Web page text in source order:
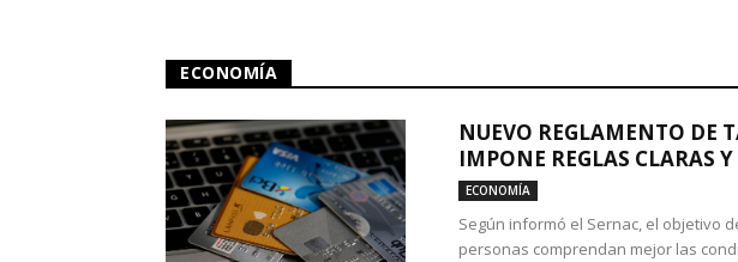
ECONOMÍA
NUEVO REGLAMENTO DE
IMPONE REGLAS CLARAS
ECONOMÍA
Según informó el Sernac, el objetivo
personas comprendan mejor las